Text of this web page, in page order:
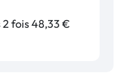
fois 48,33 €